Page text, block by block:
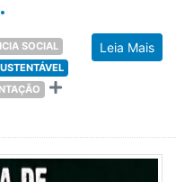
Leia Mais
SOCIAL